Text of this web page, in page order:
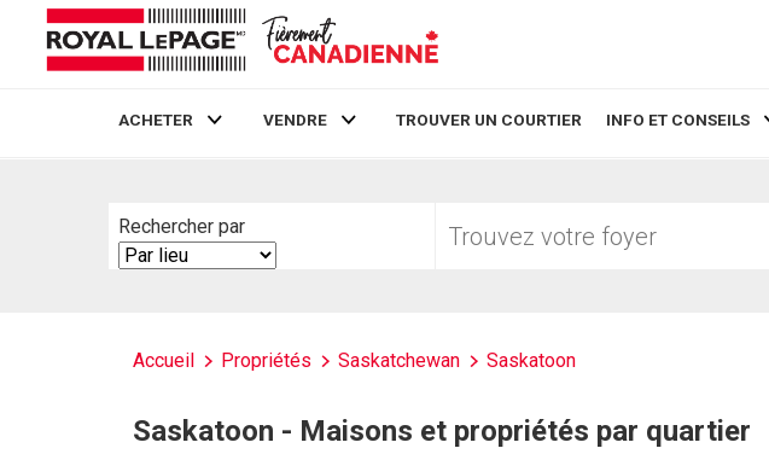
ACHETER VENDRE TROUVER UN COURTIER INFO ET CONSEILS
Rechercher par
Search
By
votre
Accueil Propriétés Saskatchewan Saskatoon
Saskatoon - Maisons et propriétés par quartier